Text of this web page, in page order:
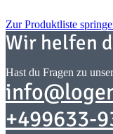
Zur Produktliste
Wir helfen
Hast du Fragen zu
+499633-